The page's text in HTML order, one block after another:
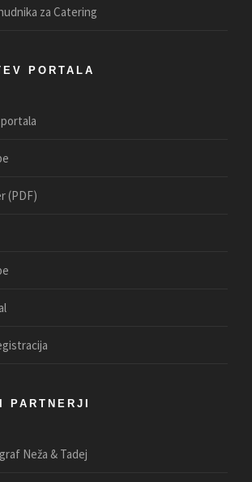
za Catering
PORTALA
(PDF)
PARTNERJI
Neža & Tadej